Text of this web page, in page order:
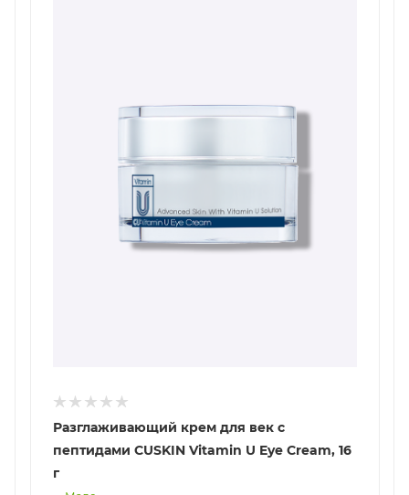
Разглаживающий крем для век с
пептидами CUSKIN Vitamin U Eye Cream, 16
г